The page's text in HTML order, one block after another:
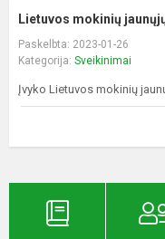
Lietuvos mokinių
Paskelbta: 2023-01-26
Kategorija: Sveikinimai
Įvyko Lietuvos mokinių